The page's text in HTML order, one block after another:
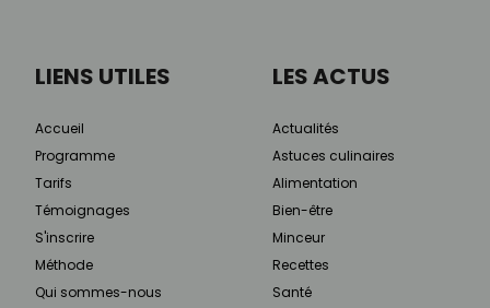
LIENS UTILES
Accueil
Programme
Tarifs
Témoignages
S'inscrire
Méthode
Qui sommes-nous
LES ACTUS
Actualités
Astuces culinaires
Alimentation
Bien-être
Minceur
Recettes
Santé